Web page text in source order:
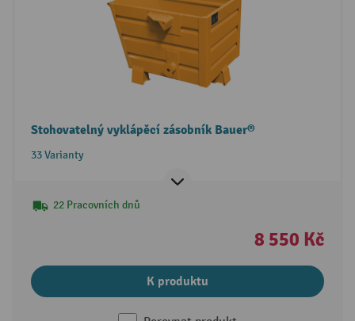
Stohovatelný vyklápěcí zásobník Bauer®
33 Varianty
22 Pracovních dnů
8 550 Kč
K produktu